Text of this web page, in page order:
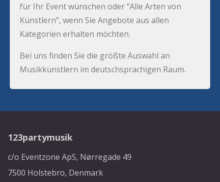
für Ihr Event wünschen oder “Alle Arten von
Künstlern”, wenn Sie Angebote aus allen
Kategorien erhalten möchten.
Bei uns finden Sie die größte Auswahl an
Musikkünstlern im deutschsprachigen Raum.
123partymusik
c/o Eventzone ApS, Nørregade 49
7500 Holstebro, Denmark